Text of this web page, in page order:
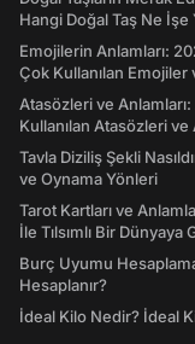
Hangi Doğal Taş Ne İşe
Emojilerin Anlamları:
Çok Kullanılan Emojiler
Atasözleri ve
Kullanılan Atasözleri ve
Tavla Diziliş Şekli
ve Oynama Yönleri
Tarot Kartları ve
İle Tılsımlı Bir Dünyaya
Burç Uyumu
Hesaplanır?
İdeal Kilo Nedir? İdeal